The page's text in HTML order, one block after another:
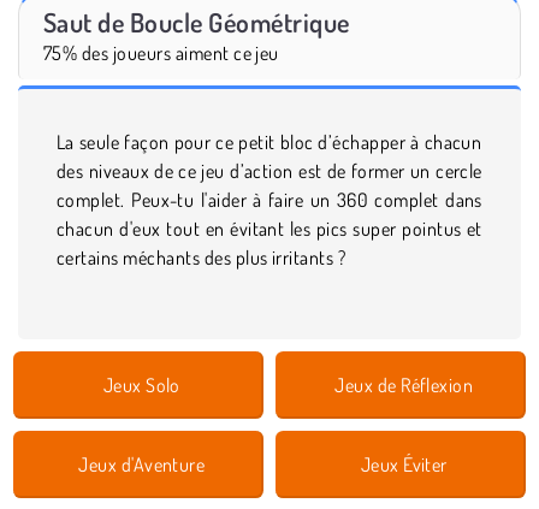
Saut de Boucle Géométrique
75% des joueurs aiment ce jeu
La seule façon pour ce petit bloc d’échapper à chacun
des niveaux de ce jeu d’action est de former un cercle
complet. Peux-tu l'aider à faire un 360 complet dans
chacun d'eux tout en évitant les pics super pointus et
certains méchants des plus irritants ?
Jeux Solo Jeux de Réflexion
Jeux d'Aventure Jeux Éviter